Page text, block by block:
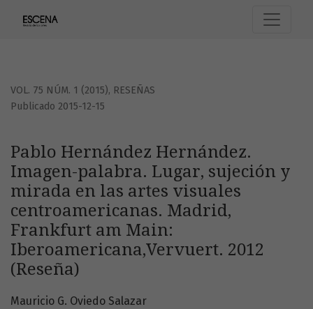
VOL. 75 NÚM. 1 (2015), RESEÑAS
Pablo Hernández Hernández.
Imagen-palabra. Lugar, sujeción y
mirada en las artes visuales
centroamericanas. Madrid,
Frankfurt am Main:
Iberoamericana,Vervuert. 2012
(Reseña)
Publicado 2015-12-15
Mauricio G. Oviedo Salazar